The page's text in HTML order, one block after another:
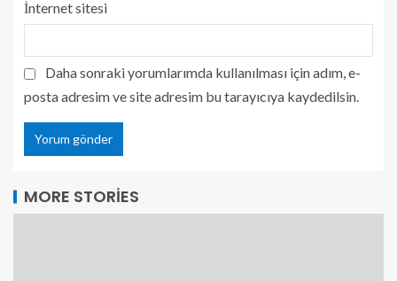
İnternet sitesi
Daha sonraki yorumlarımda kullanılması için adım, e-
posta adresim ve site adresim bu tarayıcıya kaydedilsin.
MORE STORIES